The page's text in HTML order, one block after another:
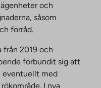
och
såsom
förråd.
från 2019 och
förbundit sig att
eventuellt med
I nya